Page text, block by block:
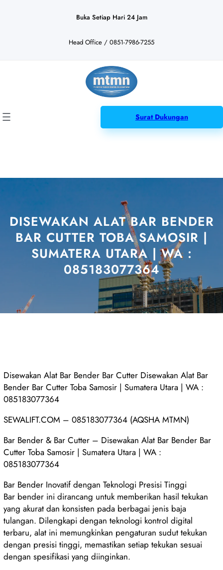
Buka Setiap Hari 24 Jam
Head Office / 0851-7986-7255
Surat Dukungan
DISEWAKAN ALAT BAR BENDER
BAR CUTTER TOBA SAMOSIR |
SUMATERA UTARA | WA :
085183077364
Disewakan Alat Bar Bender Bar Cutter Disewakan Alat Bar
Bender Bar Cutter Toba Samosir | Sumatera Utara | WA :
085183077364
SEWALIFT.COM – 085183077364 (AQSHA MTMN)
Bar Bender & Bar Cutter – Disewakan Alat Bar Bender Bar
Cutter Toba Samosir | Sumatera Utara | WA :
085183077364
Bar Bender Inovatif dengan Teknologi Presisi Tinggi
Bar bender ini dirancang untuk memberikan hasil tekukan
yang akurat dan konsisten pada berbagai jenis baja
tulangan. Dilengkapi dengan teknologi kontrol digital
terbaru, alat ini memungkinkan pengaturan sudut tekukan
dengan presisi tinggi, memastikan setiap tekukan sesuai
dengan spesifikasi yang diinginkan.